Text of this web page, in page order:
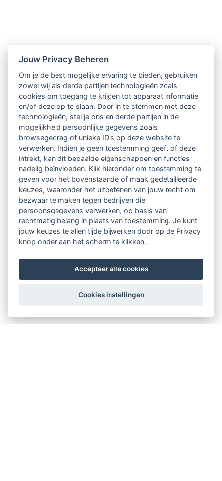
Jouw Privacy Beheren
Om je de best mogelijke ervaring te bieden, gebruiken
zowel wij als derde partijen technologieën zoals
cookies om toegang te krijgen tot apparaat informatie
en/of deze op te slaan. Door in te stemmen met deze
technologieën, stel je ons en derde partijen in de
mogelijkheid persoonlijke gegevens zoals
browsegedrag of unieke ID's op deze website te
verwerken. Indien je geen toestemming geeft of deze
intrekt, kan dit bepaalde eigenschappen en functies
nadelig beïnvloeden. Klik hieronder om toestemming te
geven voor het bovenstaande of maak gedetailleerde
keuzes, waaronder het uitoefenen van jouw recht om
bezwaar te maken tegen bedrijven die
persoonsgegevens verwerken, op basis van
rechtmatig belang in plaats van toestemming. Je kunt
jouw keuzes te allen tijde bijwerken door op de Privacy
knop onder aan het scherm te klikken.
Accepteer alle cookies
Cookies instellingen